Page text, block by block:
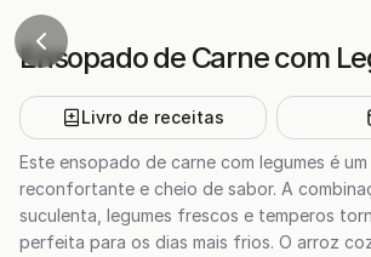
Ensopado de Carne com
Livro de receitas
Este ensopado de carne com legumes é
reconfortante e cheio de sabor. A
suculenta, legumes frescos e temperos
perfeita para os dias mais frios. O arroz